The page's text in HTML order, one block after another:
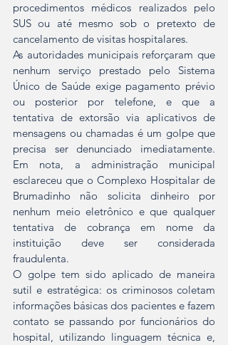
procedimentos médicos realizados pelo
SUS ou até mesmo sob o pretexto de
cancelamento de visitas hospitalares.
As autoridades municipais reforçaram que
nenhum serviço prestado pelo Sistema
Único de Saúde exige pagamento prévio
ou posterior por telefone, e que a
tentativa de extorsão via aplicativos de
mensagens ou chamadas é um golpe que
precisa ser denunciado imediatamente.
Em nota, a administração municipal
esclareceu que o Complexo Hospitalar de
Brumadinho não solicita dinheiro por
nenhum meio eletrônico e que qualquer
tentativa de cobrança em nome da
instituição deve ser considerada
fraudulenta.
O golpe tem sido aplicado de maneira
sutil e estratégica: os criminosos coletam
informações básicas dos pacientes e fazem
contato se passando por funcionários do
hospital, utilizando linguagem técnica e,